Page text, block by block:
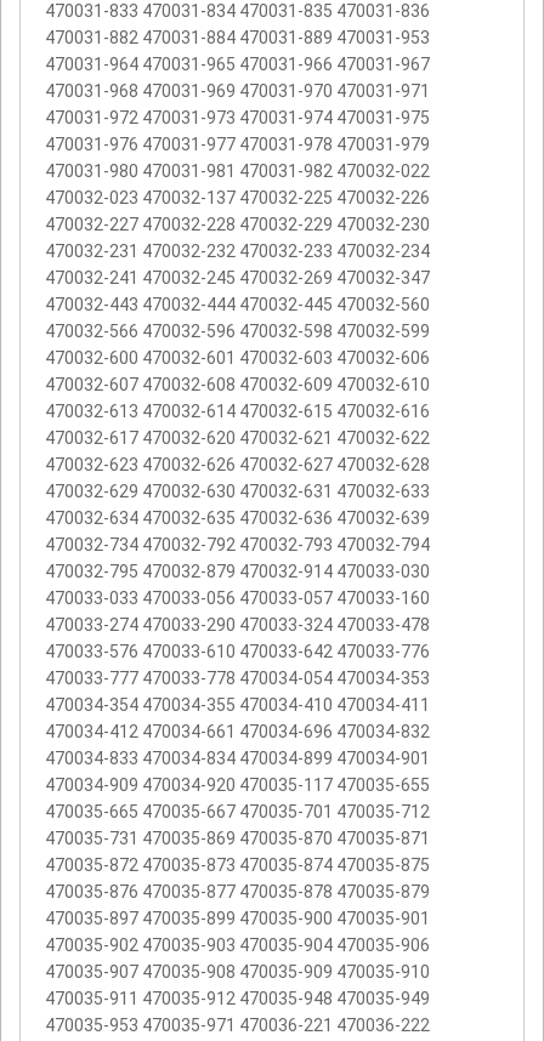
470031-833 470031-834 470031-835 470031-836
470031-882 470031-884 470031-889 470031-953
470031-964 470031-965 470031-966 470031-967
470031-968 470031-969 470031-970 470031-971
470031-972 470031-973 470031-974 470031-975
470031-976 470031-977 470031-978 470031-979
470031-980 470031-981 470031-982 470032-022
470032-023 470032-137 470032-225 470032-226
470032-227 470032-228 470032-229 470032-230
470032-231 470032-232 470032-233 470032-234
470032-241 470032-245 470032-269 470032-347
470032-443 470032-444 470032-445 470032-560
470032-566 470032-596 470032-598 470032-599
470032-600 470032-601 470032-603 470032-606
470032-607 470032-608 470032-609 470032-610
470032-613 470032-614 470032-615 470032-616
470032-617 470032-620 470032-621 470032-622
470032-623 470032-626 470032-627 470032-628
470032-629 470032-630 470032-631 470032-633
470032-634 470032-635 470032-636 470032-639
470032-734 470032-792 470032-793 470032-794
470032-795 470032-879 470032-914 470033-030
470033-033 470033-056 470033-057 470033-160
470033-274 470033-290 470033-324 470033-478
470033-576 470033-610 470033-642 470033-776
470033-777 470033-778 470034-054 470034-353
470034-354 470034-355 470034-410 470034-411
470034-412 470034-661 470034-696 470034-832
470034-833 470034-834 470034-899 470034-901
470034-909 470034-920 470035-117 470035-655
470035-665 470035-667 470035-701 470035-712
470035-731 470035-869 470035-870 470035-871
470035-872 470035-873 470035-874 470035-875
470035-876 470035-877 470035-878 470035-879
470035-897 470035-899 470035-900 470035-901
470035-902 470035-903 470035-904 470035-906
470035-907 470035-908 470035-909 470035-910
470035-911 470035-912 470035-948 470035-949
470035-953 470035-971 470036-221 470036-222